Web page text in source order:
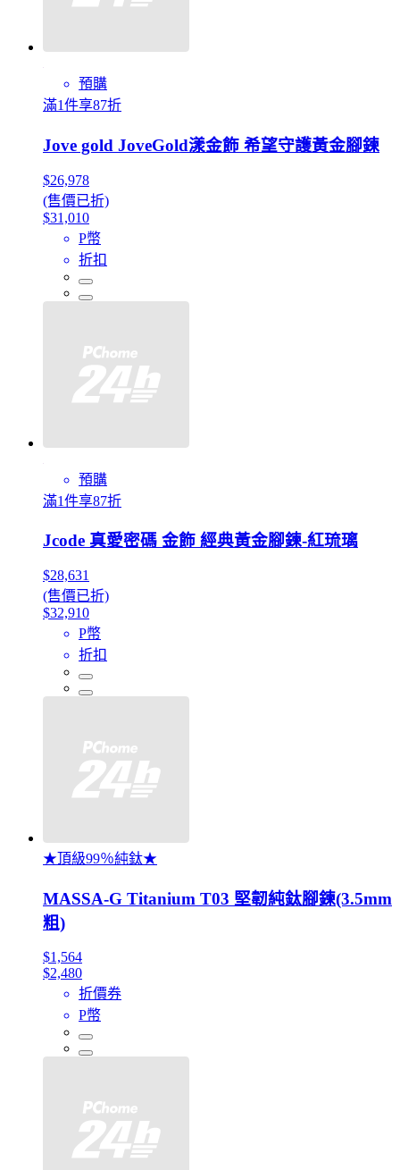
預購
滿1件享87折
Jove gold JoveGold漾金飾 希望守護黃金腳鍊
$26,978
(售價已折)
$31,010
P幣
折扣
預購
滿1件享87折
Jcode 真愛密碼 金飾 經典黃金腳鍊-紅琉璃
$28,631
(售價已折)
$32,910
P幣
折扣
★頂級99％純鈦★
MASSA-G Titanium T03 堅韌純鈦腳鍊(3.5mm
粗)
$1,564
$2,480
折價券
P幣